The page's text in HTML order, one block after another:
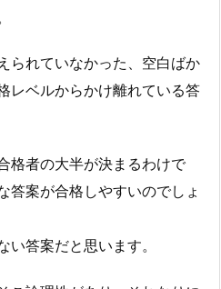
られていなかった、空白ばか
レベルからかけ離れている答
格者の大半が決まるわけで
答案が合格しやすいのでしょ
答案だと思います。